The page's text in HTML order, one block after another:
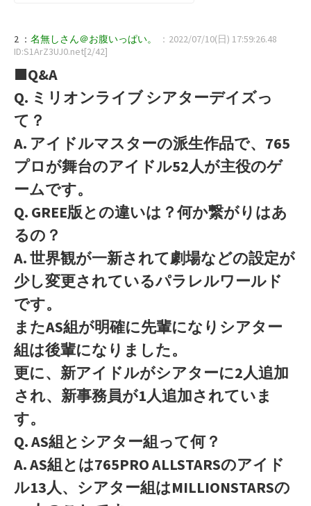
2 ： 名無しさん＠お腹いっぱい。
：2022/07/10(日) 17:59:26.48
ID:S1ArZ3UJ0.net[2/42]
■Q&A
Q. ミリオンライブ シアターデイズっ
て？
A. アイドルマスターの派生作品で、765
プロが舞台のアイドル52人が主役のゲ
ームです。
Q. GREE版との違いは？何か繋がりはあ
るの？
A. 世界観が一新されて劇場などの設定が
少し変更されているパラレルワールド
です。
またAS組が明確に先輩になりシアター
組は後輩になりました。
更に、新アイドルがシアターに2人追加
され、新事務員が1人追加されていま
す。
Q. AS組とシアター組って何？
A. AS組とは765PRO ALLSTARSのアイド
ル13人、シアター組はMILLIONSTARSの